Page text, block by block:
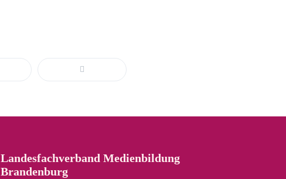
Landesfachverband Medienbildung
Brandenburg